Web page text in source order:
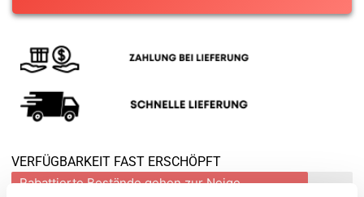
VERFÜGBARKEIT FAST ERSCHÖPFT
Rabattierte Bestände gehen zur Neige